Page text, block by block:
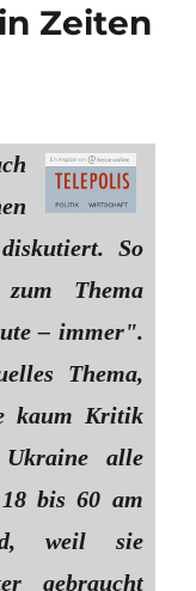
Zeiten
So
Thema
– immer".
Thema,
kaum Kritik
alle
bis 60 am
weil sie
gebraucht